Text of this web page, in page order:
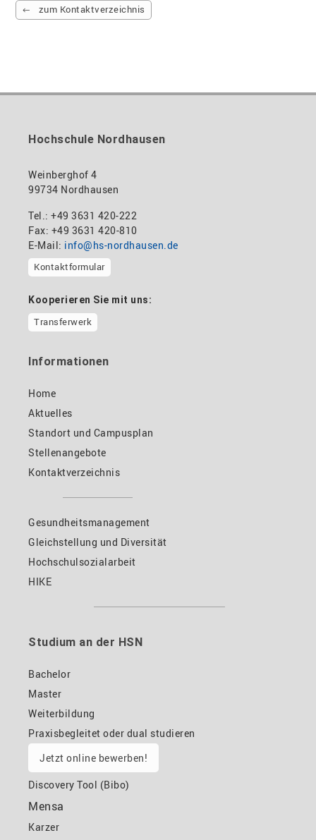
zum Kontaktverzeichnis
Hochschule Nordhausen
Weinberghof 4
99734 Nordhausen
Tel.: +49 3631 420-222
Fax: +49 3631 420-810
E-Mail: info@hs-nordhausen.de
Kontaktformular
Kooperieren Sie mit uns:
Transferwerk
Informationen
Home
Aktuelles
Standort und Campusplan
Stellenangebote
Kontaktverzeichnis
Gesundheitsmanagement
Gleichstellung und Diversität
Hochschulsozialarbeit
HIKE
Studium an der HSN
Bachelor
Master
Weiterbildung
Praxisbegleitet oder dual studieren
Jetzt online bewerben!
Discovery Tool (Bibo)
Mensa
Karzer